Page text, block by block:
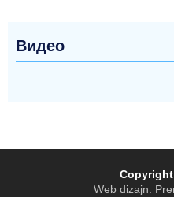
Видео
Web dizajn: